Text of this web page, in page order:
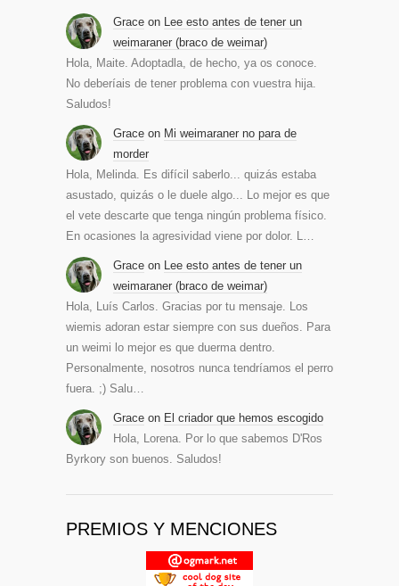
Grace on Lee esto antes de tener un
weimaraner (braco de weimar)
Hola, Maite. Adoptadla, de hecho, ya os conoce.
No deberíais de tener problema con vuestra hija.
Saludos!
Grace on Mi weimaraner no para de
morder
Hola, Melinda. Es difícil saberlo... quizás estaba
asustado, quizás o le duele algo... Lo mejor es que
el vete descarte que tenga ningún problema físico.
En ocasiones la agresividad viene por dolor. L…
Grace on Lee esto antes de tener un
weimaraner (braco de weimar)
Hola, Luís Carlos. Gracias por tu mensaje. Los
wiemis adoran estar siempre con sus dueños. Para
un weimi lo mejor es que duerma dentro.
Personalmente, nosotros nunca tendríamos el perro
fuera. ;) Salu…
Grace on El criador que hemos escogido
Hola, Lorena. Por lo que sabemos D'Ros
Byrkory son buenos. Saludos!
PREMIOS Y MENCIONES